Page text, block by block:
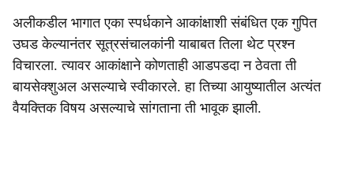
अलीकडील भागात एका स्पर्धकाने आकांक्षाशी संबंधित एक गुपित
उघड केल्यानंतर सूत्रसंचालकांनी याबाबत तिला थेट प्रश्न
विचारला. त्यावर आकांक्षाने कोणताही आडपडदा न ठेवता ती
बायसेक्शुअल असल्याचे स्वीकारले. हा तिच्या आयुष्यातील अत्यंत
वैयक्तिक विषय असल्याचे सांगताना ती भावूक झाली.